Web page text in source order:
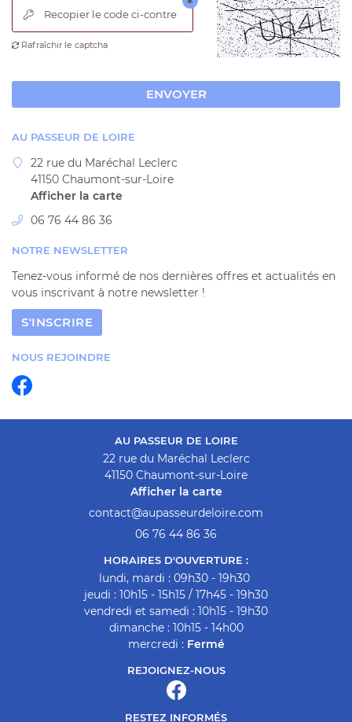
ACCUEIL
VIDÉOS
AVIS
ACTUALITÉS
UNE
06 76 44 86
 Recopier le code ci-contre
 Rafraîchir le captcha
ENVOYER
AU PASSEUR DE LOIRE
22 rue du Maréchal Leclerc
41150 Chaumont-sur-Loire
Afficher la carte
06 76 44 86 36
NOTRE NEWSLETTER
Tenez-vous informé de nos dernières offres et actualités en
vous inscrivant à notre newsletter !
S'INSCRIRE
NOUS REJOINDRE
AU PASSEUR DE LOIRE
22 rue du Maréchal Leclerc
41150 Chaumont-sur-Loire
Afficher la carte
06 76 44 86 36
HORAIRES D'OUVERTURE :
lundi, mardi : 09h30 - 19h30
jeudi : 10h15 - 15h15 / 17h45 - 19h30
vendredi et samedi : 10h15 - 19h30
dimanche : 10h15 - 14h00
mercredi : Fermé
REJOIGNEZ-NOUS
RESTEZ INFORMÉS